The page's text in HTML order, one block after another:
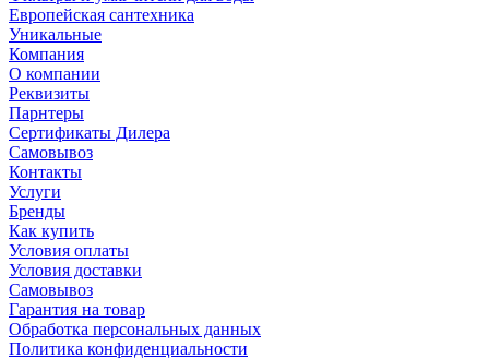
Европейская сантехника
Уникальные
Компания
О компании
Реквизиты
Парнтеры
Сертификаты Дилера
Самовывоз
Контакты
Услуги
Бренды
Как купить
Условия оплаты
Условия доставки
Самовывоз
Гарантия на товар
Обработка персональных данных
Политика конфиденциальности